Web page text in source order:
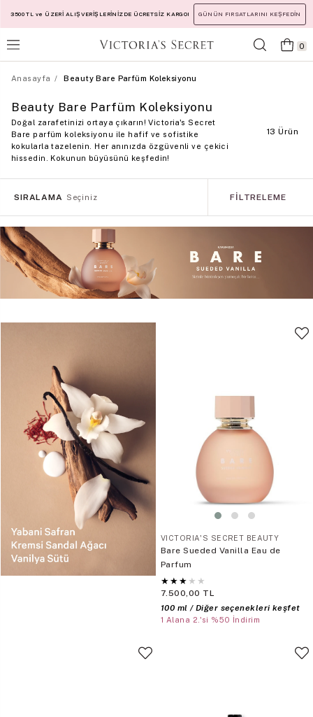
3500 TL ve ÜZERİ ALIŞVERİŞLERİNİZDE ÜCRETSİZ KARGO! GÜNÜN FIRSATLARINI KEŞFEDİN
0
Anasayfa Beauty Bare Parfüm Koleksiyonu
Beauty Bare Parfüm Koleksiyonu
Doğal zarafetinizi ortaya çıkarın! Victoria's Secret
Bare parfüm koleksiyonu ile hafif ve sofistike
kokularla tazelenin. Her anınızda özgüvenli ve çekici
hissedin. Kokunun büyüsünü keşfedin!
13 Ürün
FILTRELEME
SIRALAMA Seçiniz
VICTORIA'S SECRET BEAUTY
Bare Sueded Vanilla Eau de
Parfum
★ ★ ★ ★ ★
7.500,00 TL
100 ml / Diğer seçenekleri keşfet
1 Alana 2.'si %50 İndirim